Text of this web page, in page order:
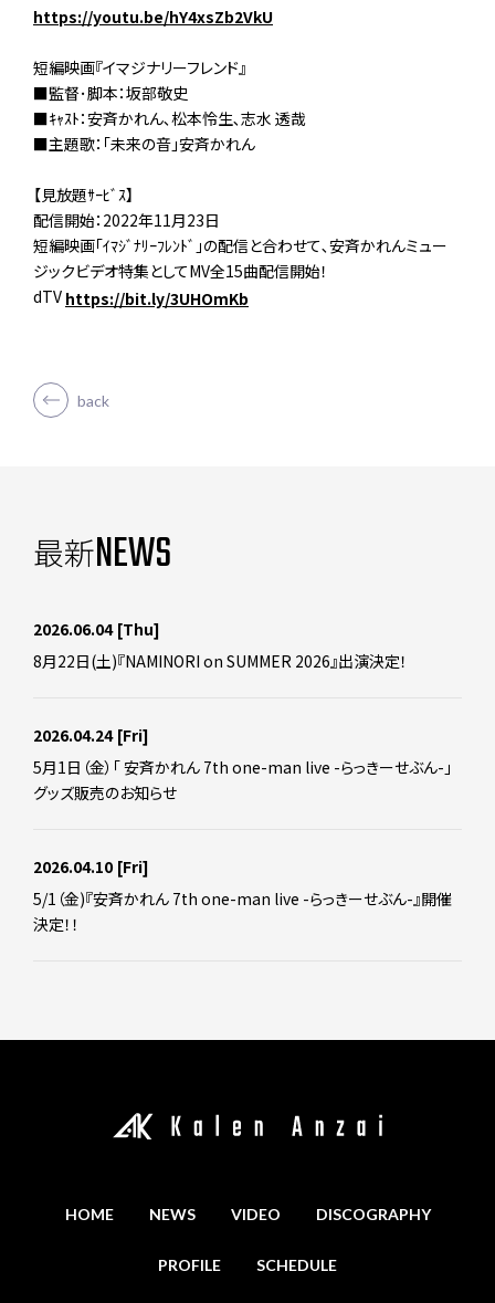
https://youtu.be/hY4xsZb2VkU
短編映画『イマジナリーフレンド』
■監督･脚本：坂部敬史
■ｷｬｽﾄ：安斉かれん､松本怜生､志水 透哉
■主題歌：｢未来の音｣安斉かれん
【見放題ｻｰﾋﾞｽ】
配信開始：2022年11月23日
短編映画｢ｲﾏｼﾞﾅﾘｰﾌﾚﾝﾄﾞ｣の配信と合わせて､安斉かれんミュー
ジックビデオ特集としてMV全15曲配信開始！
dTV https://bit.ly/3UHOmKb
back
最新NEWS
2026.06.04 [Thu]
8月22日(土)『NAMINORI on SUMMER 2026』出演決定！
2026.04.24 [Fri]
5月1日（金）「 安斉かれん 7th one-man live -らっきーせぶん-」
グッズ販売のお知らせ
2026.04.10 [Fri]
5/1（金)『安斉かれん 7th one-man live -らっきーせぶん-』開催
決定！！
HOME NEWS VIDEO DISCOGRAPHY
PROFILE SCHEDULE